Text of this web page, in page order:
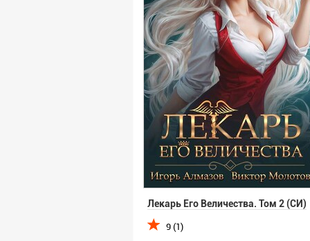
Лекарь Его Величества. Том 2 (СИ)
9 (1)